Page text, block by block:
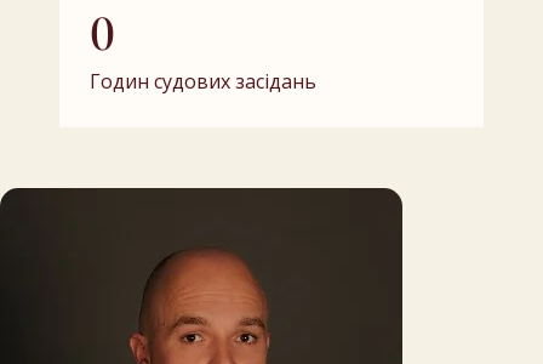
0
Годин судових засідань